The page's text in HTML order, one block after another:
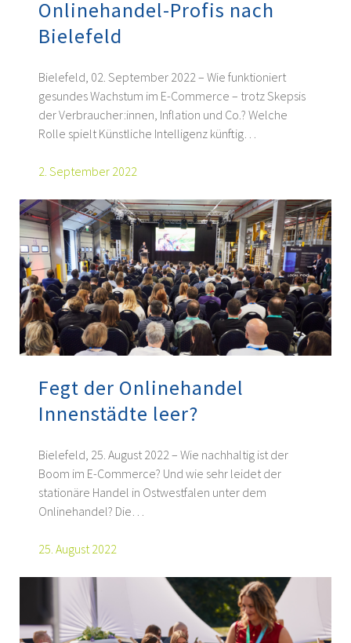
Onlinehandel-Profis nach
Bielefeld
Bielefeld, 02. September 2022 – Wie funktioniert
gesundes Wachstum im E-Commerce – trotz Skepsis
der Verbraucher:innen, Inflation und Co.? Welche
Rolle spielt Künstliche Intelligenz künftig…
2. September 2022
Fegt der Onlinehandel
Innenstädte leer?
Bielefeld, 25. August 2022 – Wie nachhaltig ist der
Boom im E-Commerce? Und wie sehr leidet der
stationäre Handel in Ostwestfalen unter dem
Onlinehandel? Die…
25. August 2022